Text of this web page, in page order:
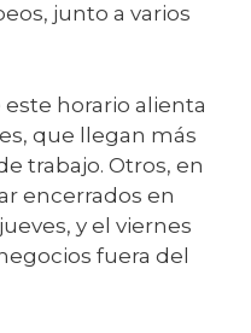
junto a varios
horario alienta
que llegan más
trabajo. Otros, en
encerrados en
y el viernes
fuera del